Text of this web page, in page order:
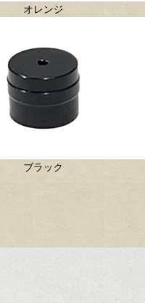
オレンジ
ブラック